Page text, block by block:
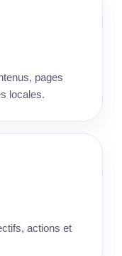
pages
locales.
actions et